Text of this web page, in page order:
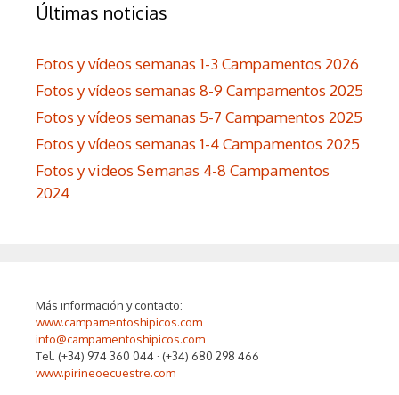
Últimas noticias
Fotos y vídeos semanas 1-3 Campamentos 2026
Fotos y vídeos semanas 8-9 Campamentos 2025
Fotos y vídeos semanas 5-7 Campamentos 2025
Fotos y vídeos semanas 1-4 Campamentos 2025
Fotos y videos Semanas 4-8 Campamentos
2024
Más información y contacto:
www.campamentoshipicos.com
info@campamentoshipicos.com
Tel. (+34) 974 360 044 · (+34) 680 298 466
www.pirineoecuestre.com